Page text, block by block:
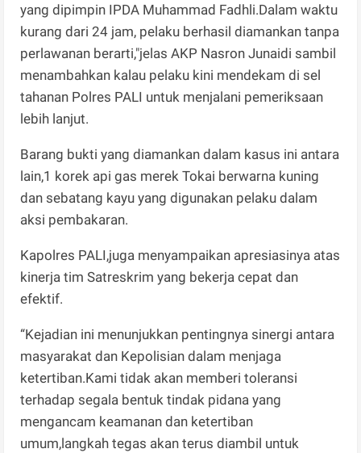
yang dipimpin IPDA Muhammad Fadhli.Dalam waktu
kurang dari 24 jam, pelaku berhasil diamankan tanpa
perlawanan berarti,"jelas AKP Nasron Junaidi sambil
menambahkan kalau pelaku kini mendekam di sel
tahanan Polres PALI untuk menjalani pemeriksaan
lebih lanjut.
Barang bukti yang diamankan dalam kasus ini antara
lain,1 korek api gas merek Tokai berwarna kuning
dan sebatang kayu yang digunakan pelaku dalam
aksi pembakaran.
Kapolres PALI,juga menyampaikan apresiasinya atas
kinerja tim Satreskrim yang bekerja cepat dan
efektif.
“Kejadian ini menunjukkan pentingnya sinergi antara
masyarakat dan Kepolisian dalam menjaga
ketertiban.Kami tidak akan memberi toleransi
terhadap segala bentuk tindak pidana yang
mengancam keamanan dan ketertiban
umum,langkah tegas akan terus diambil untuk